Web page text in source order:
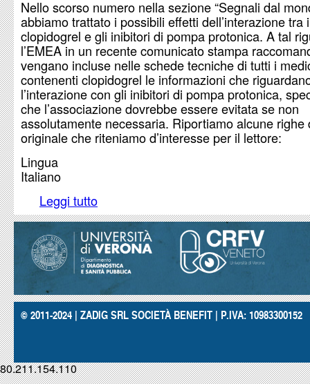
Nello scorso numero nella sezione “Segnali dal
abbiamo trattato i possibili effetti dell’interazione tra
clopidogrel e gli inibitori di pompa protonica. A tal
l’EMEA in un recente comunicato stampa
vengano incluse nelle schede tecniche di tutti i
contenenti clopidogrel le informazioni che
l’interazione con gli inibitori di pompa protonica,
che l’associazione dovrebbe essere evitata se non
assolutamente necessaria. Riportiamo alcune righe
originale che riteniamo d’interesse per il lettore:
Lingua
Italiano
Leggi tutto
© 2011-2024 | ZADIG SRL SOCIETÀ BENEFIT | P.IVA: 10983300152
80.211.154.110